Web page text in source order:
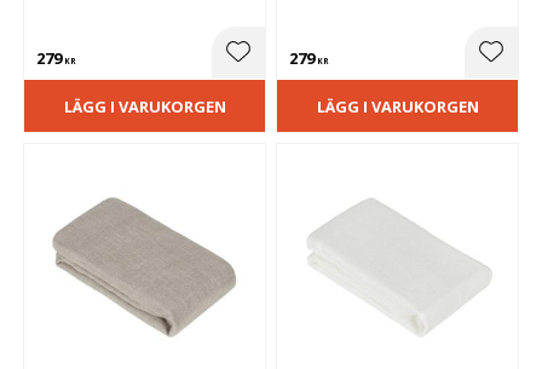
279KR Lägg till i favoriter
LÄGG I VARUKORGEN
279KR
LÄGG I VARUKORGEN